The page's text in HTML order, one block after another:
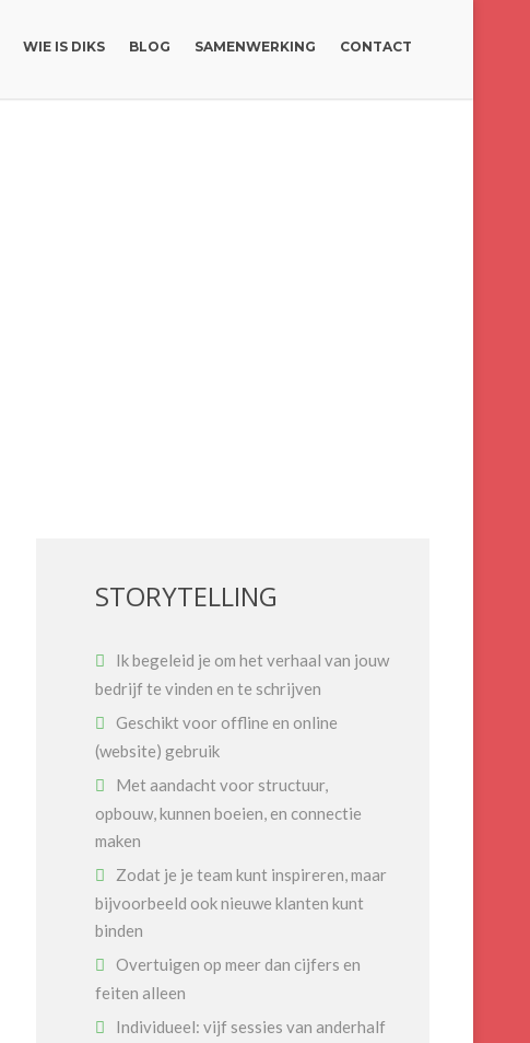
WIE IS DIKS BLOG SAMENWERKING CONTACT
STORYTELLING
Ik begeleid je om het verhaal van jouw
bedrijf te vinden en te schrijven
Geschikt voor offline en online
(website) gebruik
Met aandacht voor structuur,
opbouw, kunnen boeien, en connectie
maken
Zodat je je team kunt inspireren, maar
bijvoorbeeld ook nieuwe klanten kunt
binden
Overtuigen op meer dan cijfers en
feiten alleen
Individueel: vijf sessies van anderhalf